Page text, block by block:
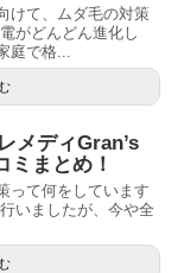
けて、ムダ毛の対策
がどんどん進化し
庭で格...
メディGran’s
ミまとめ！
って何をしています
いましたが、今や全